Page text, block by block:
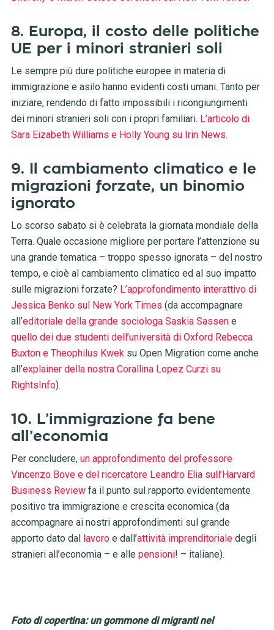
8. Europa, il costo delle politiche
UE per i minori stranieri soli
Le sempre più dure politiche europee in materia di
immigrazione e asilo hanno evidenti costi umani. Tanto per
iniziare, rendendo di fatto impossibili i ricongiungimenti
dei minori stranieri soli con i propri familiari. L’articolo di
Sara Eizabeth Williams e Holly Young su Irin News.
9. Il cambiamento climatico e le
migrazioni forzate, un binomio
ignorato
Lo scorso sabato si è celebrata la giornata mondiale della
Terra. Quale occasione migliore per portare l’attenzione su
una grande tematica – troppo spesso ignorata – del nostro
tempo, e cioè al cambiamento climatico ed al suo impatto
sulle migrazioni forzate? L’approfondimento interattivo di
Jessica Benko sul New York Times (da accompagnare
all’editoriale della grande sociologa Saskia Sassene
quello dei due studenti dell’università di Oxford Rebecca
Buxton e Theophilus Kweksu Open Migration come anche
all’explainer della nostra Corallina Lopez Curzi su
RightsInfo).
10. L’immigrazione fa bene
all’economia
Per concludere, un approfondimento del professore
Vincenzo Bove e del ricercatore Leandro Elia sull’Harvard
Business Reviewfa il punto sul rapporto evidentemente
positivo tra immigrazione e crescita economica (da
accompagnare ai nostri approfondimenti sul grande
apporto dato dal lavoroe dall’attività imprenditorialedegli
stranieri all’economia – e alle pensioni! – italiane).
Foto di copertina: un gommone di migranti nel